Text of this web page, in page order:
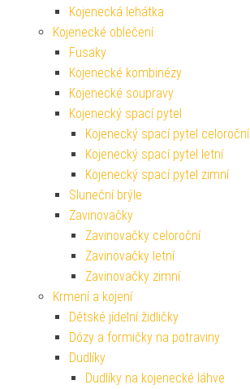
Kojenecká lehátka
Kojenecké oblečení
Fusaky
Kojenecké kombinézy
Kojenecké soupravy
Kojenecký spací pytel
Kojenecký spací pytel celoroční
Kojenecký spací pytel letní
Kojenecký spací pytel zimní
Sluneční brýle
Zavinovačky
Zavinovačky celoroční
Zavinovačky letní
Zavinovačky zimní
Krmení a kojení
Dětské jídelní židličky
Dózy a formičky na potraviny
Dudlíky
Dudlíky na kojenecké láhve